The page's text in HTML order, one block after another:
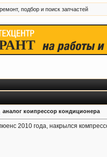
подбор и поиск запчастей
аналог коипрессор кондиционера
2010 года, накрылся